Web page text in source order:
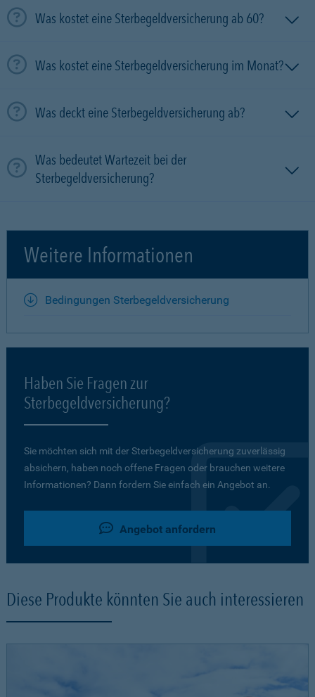
Was kostet eine Sterbegeldversicherung ab 60?
Was kostet eine Sterbegeldversicherung im Monat?
Was deckt eine Sterbegeldversicherung ab?
Was bedeutet Wartezeit bei der
Sterbegeldversicherung?
Weitere Informationen
Bedingungen Sterbegeldversicherung
Haben Sie Fragen zur
Sterbegeldversicherung?
Sie möchten sich mit der Sterbegeldversicherung zuverlässig
absichern, haben noch offene Fragen oder brauchen weitere
Informationen? Dann fordern Sie einfach ein Angebot an.
Angebot anfordern
Diese Produkte könnten Sie auch interessieren